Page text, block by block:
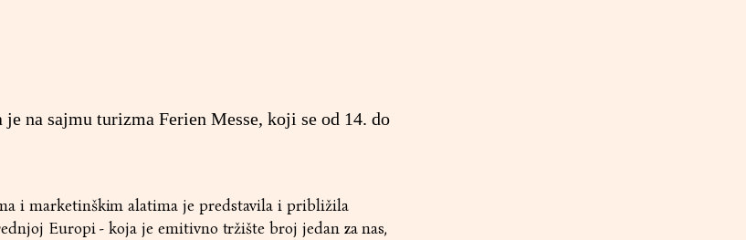
na sajmu turizma Ferien Messe, koji se od 14. do
i marketinškim alatima je predstavila i približila
Europi - koja je emitivno tržište broj jedan za nas,